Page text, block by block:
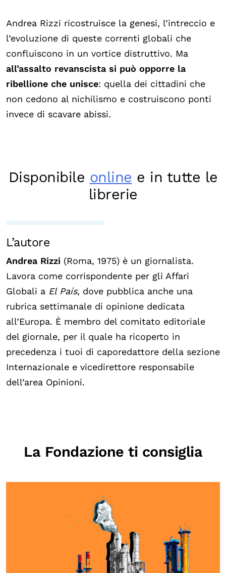
Andrea Rizzi ricostruisce la genesi, l’intreccio e
l’evoluzione di queste correnti globali che
confluiscono in un vortice distruttivo. Ma
all’assalto revanscista si può opporre la
ribellione che unisce: quella dei cittadini che
non cedono al nichilismo e costruiscono ponti
invece di scavare abissi.
Disponibile online e in tutte le
librerie
L’autore
Andrea Rizzi (Roma, 1975) è un giornalista.
Lavora come corrispondente per gli Affari
Globali a El País, dove pubblica anche una
rubrica settimanale di opinione dedicata
all’Europa. È membro del comitato editoriale
del giornale, per il quale ha ricoperto in
precedenza i tuoi di caporedattore della sezione
Internazionale e vicedirettore responsabile
dell’area Opinioni.
La Fondazione ti consiglia